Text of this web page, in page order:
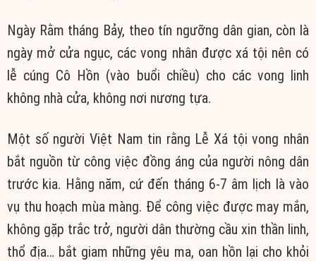
Ngày Rằm tháng Bảy, theo tín ngưỡng dân gian, còn là
ngày mở cửa ngục, các vong nhân được xá tội nên có
lễ cúng Cô Hồn (vào buổi chiều) cho các vong linh
không nhà cửa, không nơi nương tựa.
Một số người Việt Nam tin rằng Lễ Xá tội vong nhân
bắt nguồn từ công việc đồng áng của người nông dân
trước kia. Hằng năm, cứ đến tháng 6-7 âm lịch là vào
vụ thu hoạch mùa màng. Để công việc được may mắn,
không gặp trắc trở, người dân thường cầu xin thần linh,
thổ địa… bắt giam những yêu ma, oan hồn lại cho khỏi